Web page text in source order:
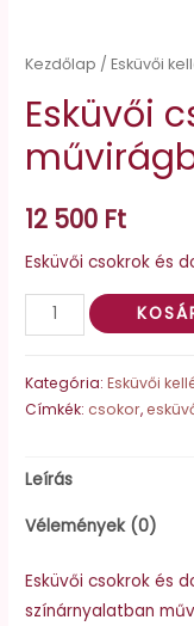
Kezdőlap /Esküvői
Esküvői
12 500 Ft
Esküvői csokrok és
Esküvői
csokrok
mennyiség
Kategória:Esküvői
Címkék: csokor,
Leírás
Vélemények (0)
Esküvői csokrok és
színárnyalatban